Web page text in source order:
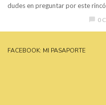
dudes en preguntar por este
0
FACEBOOK: MI PASAPORTE